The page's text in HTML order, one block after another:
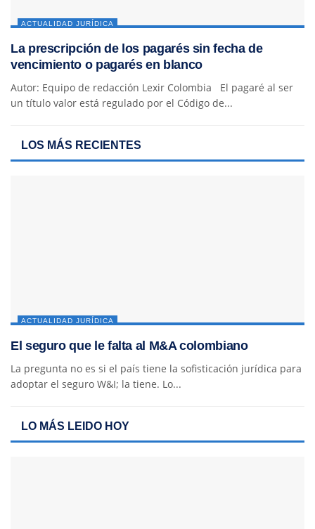
ACTUALIDAD JURÍDICA
La prescripción de los pagarés sin fecha de
vencimiento o pagarés en blanco
Autor: Equipo de redacción Lexir Colombia El pagaré al ser
un título valor está regulado por el Código de...
LOS MÁS RECIENTES
ACTUALIDAD JURÍDICA
El seguro que le falta al M&A colombiano
La pregunta no es si el país tiene la sofisticación jurídica para
adoptar el seguro W&I; la tiene. Lo...
LO MÁS LEIDO HOY